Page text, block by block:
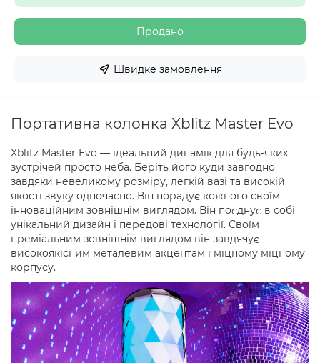
Продано
Швидке замовлення
Портативна колонка Xblitz Master Evo
Xblitz Master Evo — ідеальний динамік для будь-яких
зустрічей просто неба. Беріть його куди завгодно
завдяки невеликому розміру, легкій вазі та високій
якості звуку одночасно. Він порадує кожного своїм
інноваційним зовнішнім виглядом. Він поєднує в собі
унікальний дизайн і передові технології. Своїм
преміальним зовнішнім виглядом він завдячує
високоякісним металевим акцентам і міцному міцному
корпусу.